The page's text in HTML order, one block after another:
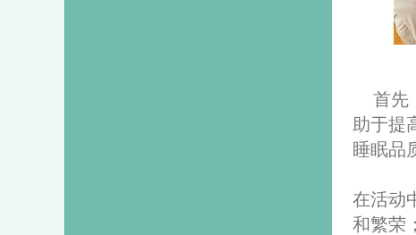
首先
助于提
睡眠品
在活动
和繁荣